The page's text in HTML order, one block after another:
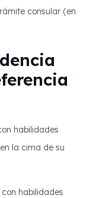
consular (en
habilidades
la cima de su
habilidades